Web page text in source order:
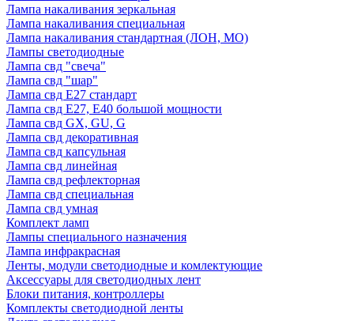
Лампа накаливания зеркальная
Лампа накаливания специальная
Лампа накаливания стандартная (ЛОН, МО)
Лампы светодиодные
Лампа свд "свеча"
Лампа свд "шар"
Лампа свд E27 стандарт
Лампа свд E27, Е40 большой мощности
Лампа свд GX, GU, G
Лампа свд декоративная
Лампа свд капсульная
Лампа свд линейная
Лампа свд рефлекторная
Лампа свд специальная
Лампа свд умная
Комплект ламп
Лампы специального назначения
Лампа инфракрасная
Ленты, модули светодиодные и комлектующие
Аксессуары для светодиодных лент
Блоки питания, контроллеры
Комплекты светодиодной ленты